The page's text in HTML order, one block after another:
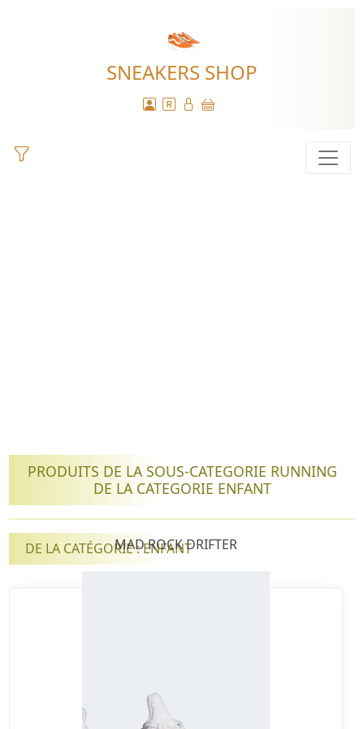
SNEAKERS SHOP
PRODUITS DE LA SOUS-CATEGORIE RUNNING
DE LA CATEGORIE ENFANT
DE LA CATÉGORIE : ENFANT
MAD ROCK DRIFTER